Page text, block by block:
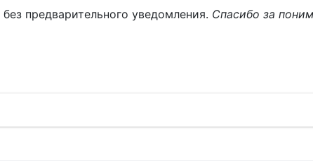
предварительного уведомления. Спасибо за